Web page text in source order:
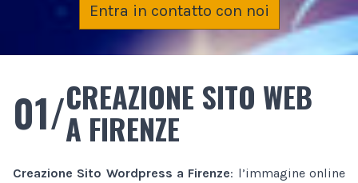
Entra in contatto con noi
01/CREAZIONE SITO WEB
A FIRENZE
Creazione Sito Wordpress a Firenze: l’immagine online